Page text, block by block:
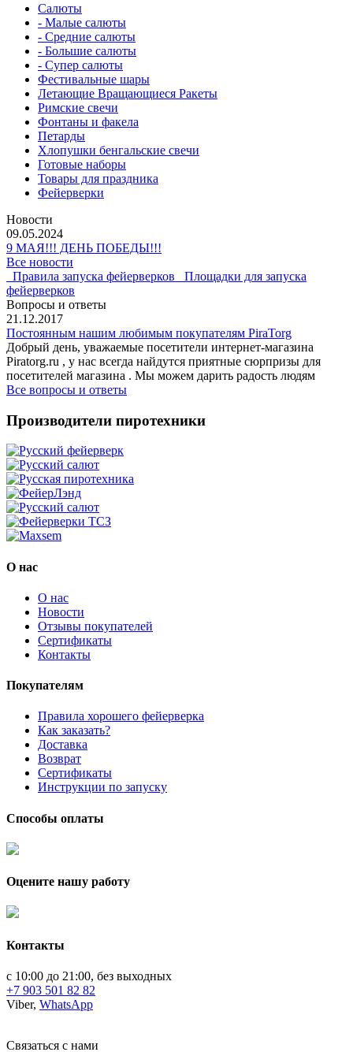
Салюты
- Малые салюты
- Средние салюты
- Большие салюты
- Супер салюты
Фестивальные шары
Летающие Вращающиеся Ракеты
Римские свечи
Фонтаны и факела
Петарды
Хлопушки бенгальские свечи
Готовые наборы
Товары для праздника
Фейерверки
Новости
09.05.2024
9 МАЯ!!! ДЕНЬ ПОБЕДЫ!!!
Все новости
Правила запуска фейерверков
Площадки для запуска
фейерверков
Вопросы и ответы
21.12.2017
Постоянным нашим любимым покупателям PiraTorg
Добрый день, уважаемые посетители интернет-магазина
Piratorg.ru , у нас всегда найдутся приятные сюрпризы для
посетителей магазина . Мы можем дарить радость людям
Все вопросы и ответы
Производители пиротехники
О нас
О нас
Новости
Отзывы покупателей
Сертификаты
Контакты
Покупателям
Правила хорошего фейерверка
Как заказать?
Доставка
Возврат
Сертификаты
Инструкции по запуску
Способы оплаты
Оцените нашу работу
Контакты
с 10:00 до 21:00, без выходных
+7 903 501 82 82
Viber, WhatsApp
Связаться с нами